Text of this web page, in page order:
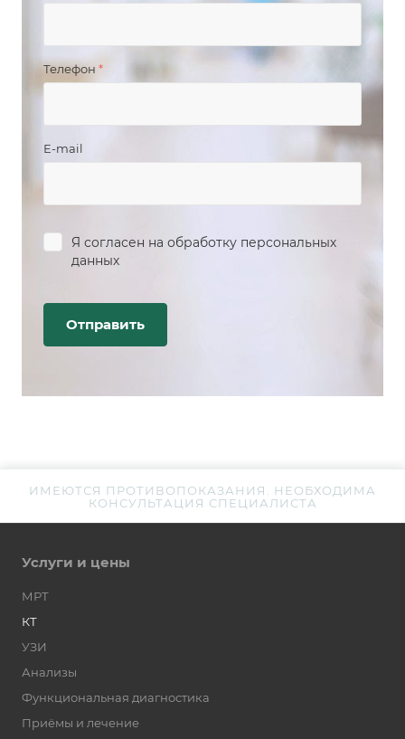
Телефон *
E-mail
Я согласен на обработку персональных
данных
ИМЕЮТСЯ ПРОТИВОПОКАЗАНИЯ. НЕОБХОДИМА
КОНСУЛЬТАЦИЯ СПЕЦИАЛИСТА
Услуги и цены
МРТ
КТ
УЗИ
Анализы
Функциональная диагностика
Приёмы и лечение